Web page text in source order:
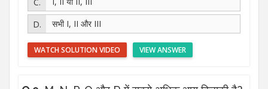
सभी I, II और III
VIEW ANSWER
WATCH SOLUTION VIDEO